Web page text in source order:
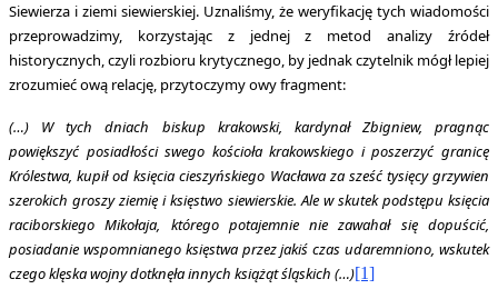
Siewierza i ziemi siewierskiej. Uznaliśmy, że weryfikację tych wiadomości
przeprowadzimy, korzystając z jednej z metod analizy źródeł
historycznych, czyli rozbioru krytycznego, by jednak czytelnik mógł lepiej
zrozumieć ową relację, przytoczymy owy fragment:
(…) W tych dniach biskup krakowski, kardynał Zbigniew, pragnąc
powiększyć posiadłości swego kościoła krakowskiego i poszerzyć granicę
Królestwa, kupił od księcia cieszyńskiego Wacława za sześć tysięcy grzywien
szerokich groszy ziemię i księstwo siewierskie. Ale w skutek podstępu księcia
raciborskiego Mikołaja, którego potajemnie nie zawahał się dopuścić,
posiadanie wspomnianego księstwa przez jakiś czas udaremniono, wskutek
czego klęska wojny dotknęła innych książąt śląskich (…)[1]